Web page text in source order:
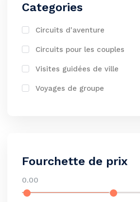
Categories
Circuits d'aventure
Circuits pour les couples
Visites guidées de ville
Voyages de groupe
Fourchette de prix
0.00